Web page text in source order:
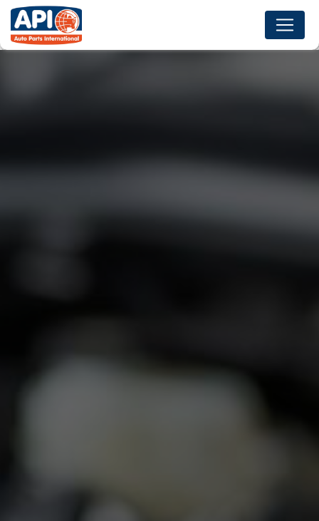
Panneau de gestion des cookies